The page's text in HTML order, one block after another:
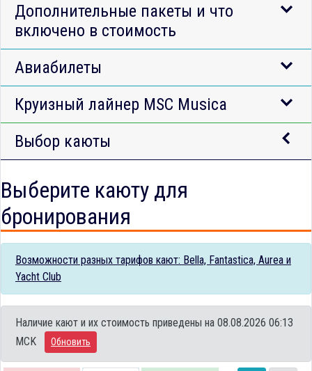
Дополнительные пакеты и что
включено в стоимость
Авиабилеты
Круизный лайнер MSC Musica
Выбор каюты
Выберите каюту для
бронирования
Возможности разных тарифов кают: Bella, Fantastica, Aurea и
Yacht Club
Наличие кают и их стоимость приведены на 08.08.2026 06:13
MCK
Обновить